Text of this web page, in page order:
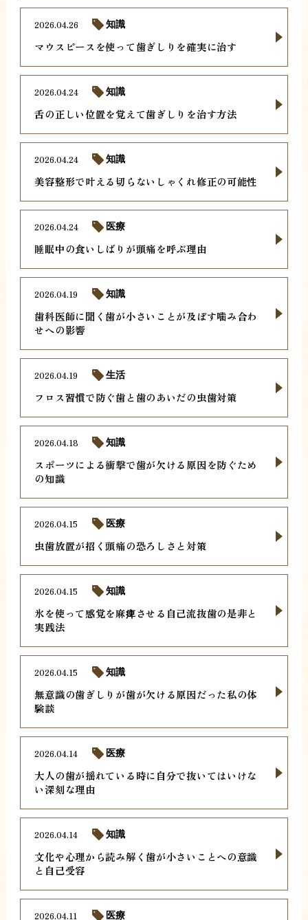
マウスピースを使って歯ぎしりを確実に治す
2026.04.26 知識
舌の正しい位置を覚えて歯ぎしりを治す方法
2026.04.24 知識
美容整形で叶える切らないしゃくれ修正の可能性
2026.04.24 知識
睡眠中の食いしばりが頭痛を呼ぶ理由
2026.04.24 医療
歯科医師に聞く歯が小さいことが及ぼす噛み合わ
せへの影響
2026.04.19 知識
フロス習慣で防ぐ歯と歯のあいだの虫歯対策
2026.04.19 生活
スポーツによる衝撃で歯が欠ける原因を防ぐため
の知識
2026.04.18 知識
虫歯放置が招く頭痛の恐ろしさと対策
2026.04.15 医療
氷を使って感覚を麻痺させる自己流抜歯の是非と
実践法
2026.04.15 知識
無意識の歯ぎしりが歯が欠ける原因だった私の体
験談
2026.04.15 知識
大人の歯が揺れている時に自分で抜いてはいけな
い深刻な理由
2026.04.14 医療
文化や心理から読み解く歯が小さいことへの意識
と自己受容
2026.04.14 知識
2026.04.11 医療